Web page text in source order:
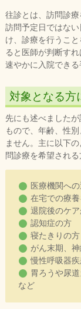
往診とは、訪問診療
訪問予定日ではな
け、診療を行うこ
ると医師が判断す
速やかに入院できる
対象となる方
先にも述べました
もので、年齢、性
ません。主に以下
問診療を希望され
医療機関へ
在宅での療
退院後のケ
認知症の方
寝たきりの方
がん末期、
慢性呼吸器
胃ろうや尿
など